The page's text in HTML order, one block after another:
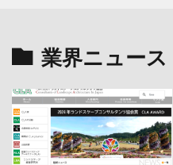
業界ニュース